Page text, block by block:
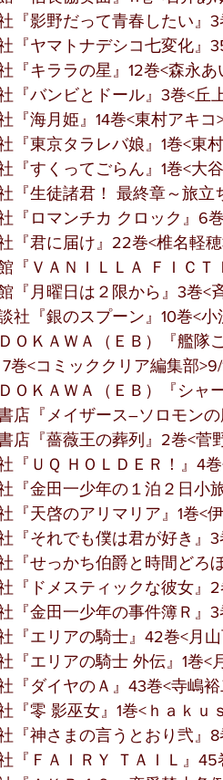
『影野だって青春したい』3
『ヤマトナデシコ七変化』
『キララの星』12巻<森永あ
『バンビとドール』3巻<丘
『海月姫』14巻<東村アキコ
『東京タラレバ娘』1巻<東
『すくってごらん』1巻<大
『生徒諸君！ 最終章～旅立
『ロマンチカ クロック』6
『君に届け』22巻<椎名軽穂
『ＶＡＮＩＬＬＡ ＦＩＣＴ
『月曜日は２限から』3巻<
社『銀のスプーン』10巻<小
ＯＫＡＷＡ（ＥＢ）『艦隊
巻<コミッククリア編集部>9/
ＯＫＡＷＡ（ＥＢ）『シャ
店『メイザース―ソロモン
店『薔薇王の葬列』2巻<菅
『ＵＱ ＨＯＬＤＥＲ！』4巻
『金田一少年の１泊２日小
『天啓のアリマリア』1巻<
『それでも僕は君が好き』3
『せっかち伯爵と時間どろ
『ドメスティックな彼女』2
『金田一少年の事件簿Ｒ』3
『エリアの騎士』42巻<月山
『エリアの騎士 外伝』1巻<
『ダイヤのＡ』43巻<寺嶋裕
『零 影巫女』1巻<ｈａｋｕ
『神さまの言うとおり弐』8
『ＦＡＩＲＹ ＴＡＩＬ』45